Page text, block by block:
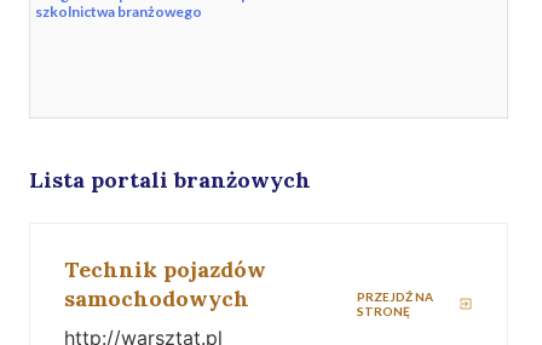
szkolnictwa branżowego
Lista portali branżowych
Technik pojazdów
samochodowych
http://warsztat.pl
PRZEJDŹ NA
STRONĘ